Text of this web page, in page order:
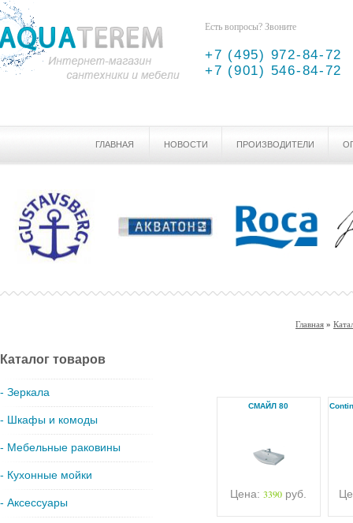
Есть вопросы? Звоните
+7 (495) 972-84-72
+7 (901) 546-84-72
ГЛАВНАЯ НОВОСТИ ПРОИЗВОДИТЕЛИ
Главная »
Каталог товаров
- Зеркала
- Шкафы и комоды
- Мебельные раковины
- Кухонные мойки
- Аксессуары
СМАЙЛ 80
Цена: 3390 руб.